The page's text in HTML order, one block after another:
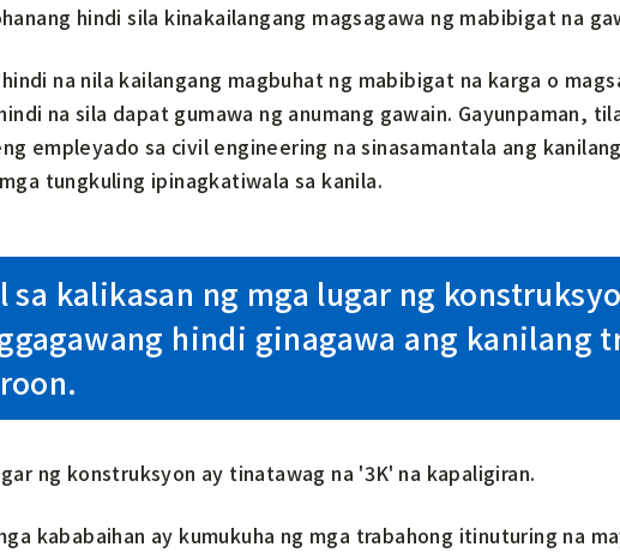
hindi sila kinakailangang magsagawa ng mabibigat na
na nila kailangang magbuhat ng mabibigat na karga o
na sila dapat gumawa ng anumang gawain. Gayunpaman,
empleyado sa civil engineering na sinasamantala ang
tungkuling ipinagkatiwala sa kanila.
sa kalikasan ng mga lugar ng
hindi ginagawa ang kanilang
ng konstruksyon ay tinatawag na '3K' na kapaligiran.
kababaihan ay kumukuha ng mga trabahong itinuturing na